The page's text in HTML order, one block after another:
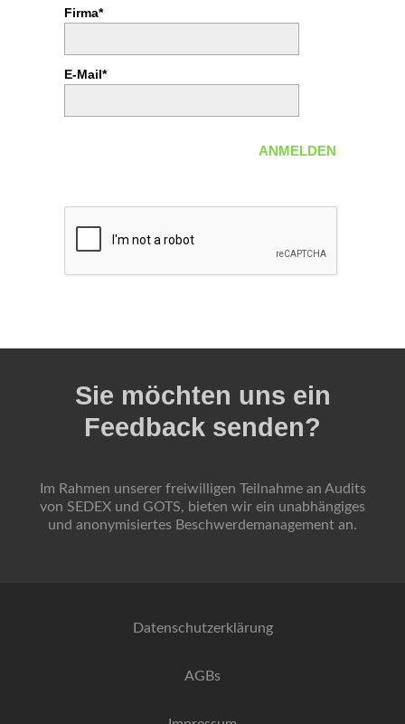
Firma*
E-Mail*
ANMELDEN
Sie möchten uns ein
Feedback senden?
Im Rahmen unserer freiwilligen Teilnahme an Audits
von SEDEX und GOTS, bieten wir ein unabhängiges
und anonymisiertes Beschwerdemanagement an.
Datenschutzerklärung
AGBs